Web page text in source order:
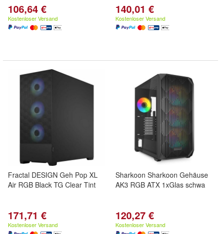
106,64 €
Kostenloser Versand
140,01 €
Kostenloser Versand
Fractal DESIGN Geh Pop XL
Air RGB Black TG Clear Tint
171,71 €
Kostenloser Versand
Sharkoon Sharkoon Gehäuse
AK3 RGB ATX 1xGlas schwa
120,27 €
Kostenloser Versand